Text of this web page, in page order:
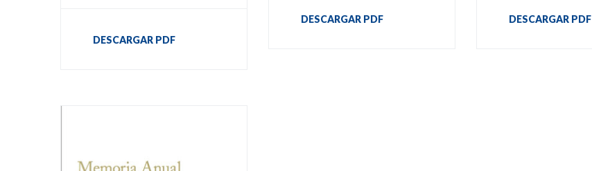
DESCARGAR PDF
DESCARGAR PDF DESCARGAR PDF